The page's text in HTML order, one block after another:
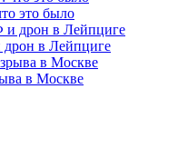
это было
в Лейпциге
в Москве